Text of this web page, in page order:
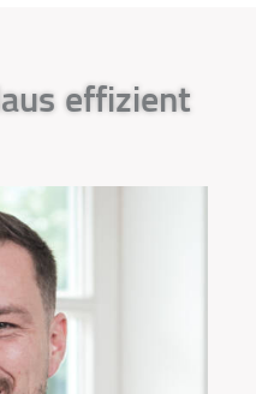
effizient